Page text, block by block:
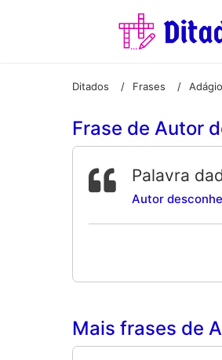
Ditados / Frases /
Frase de Autor
Palavra
Autor
Mais frases de